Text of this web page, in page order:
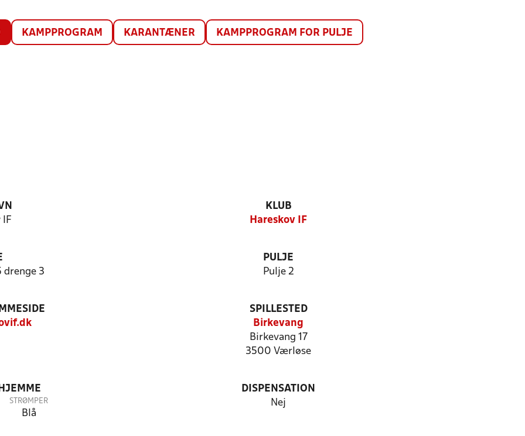
KAMPPROGRAM KARANTÆNER KAMPPROGRAM FOR PULJE
IF
KLUB
Hareskov IF
drenge 3
PULJE
Pulje 2
SPILLESTED
Birkevang
Birkevang 17
3500 Værløse
STRØMPER
Blå
DISPENSATION
Nej